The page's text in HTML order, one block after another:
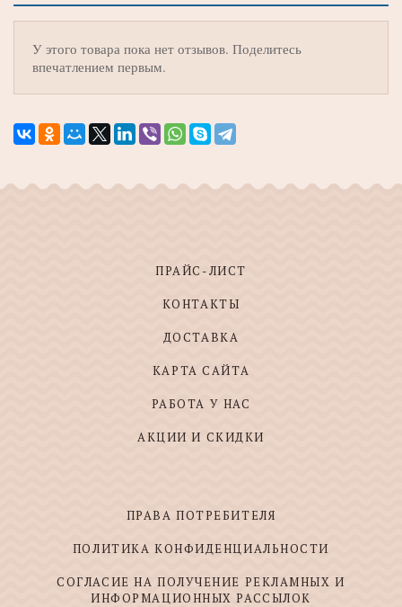
У этого товара пока нет отзывов. Поделитесь
впечатлением первым.
ПРАЙС-ЛИСТ
КОНТАКТЫ
ДОСТАВКА
КАРТА САЙТА
РАБОТА У НАС
АКЦИИ И СКИДКИ
ПРАВА ПОТРЕБИТЕЛЯ
ПОЛИТИКА КОНФИДЕНЦИАЛЬНОСТИ
СОГЛАСИЕ НА ПОЛУЧЕНИЕ РЕКЛАМНЫХ И
ИНФОРМАЦИОННЫХ РАССЫЛОК